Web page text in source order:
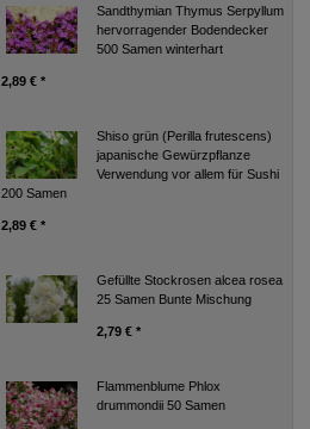
Sandthymian Thymus Serpyllum
hervorragender Bodendecker
500 Samen winterhart
2,89 € *
Shiso grün (Perilla frutescens)
japanische Gewürzpflanze
Verwendung vor allem für Sushi
200 Samen
2,89 € *
Gefüllte Stockrosen alcea rosea
25 Samen Bunte Mischung
2,79 € *
Flammenblume Phlox
drummondii 50 Samen